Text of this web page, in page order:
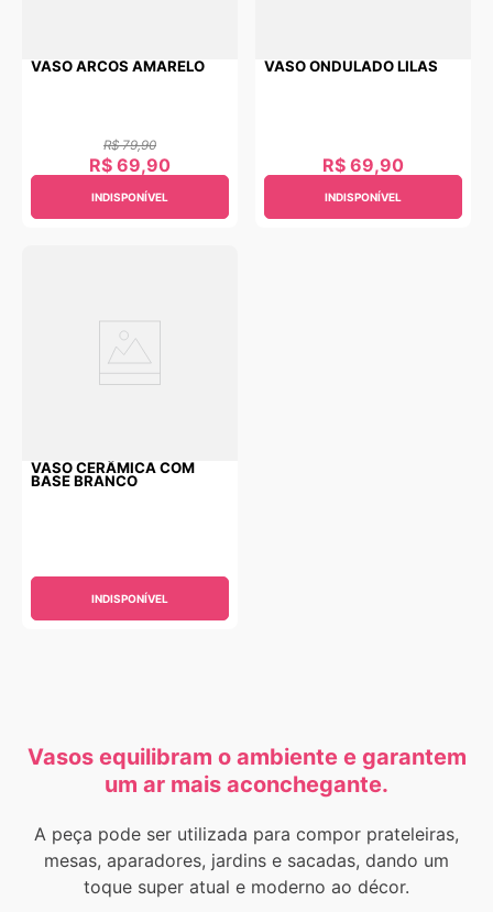
VASO ARCOS AMARELO
R$ 79,90
R$ 69,90
INDISPONÍVEL
VASO ONDULADO LILAS
R$ 69,90
INDISPONÍVEL
VASO CERÂMICA COM
BASE BRANCO
INDISPONÍVEL
Vasos equilibram o ambiente e garantem
um ar mais aconchegante.
A peça pode ser utilizada para compor prateleiras,
mesas, aparadores, jardins e sacadas, dando um
toque super atual e moderno ao décor.